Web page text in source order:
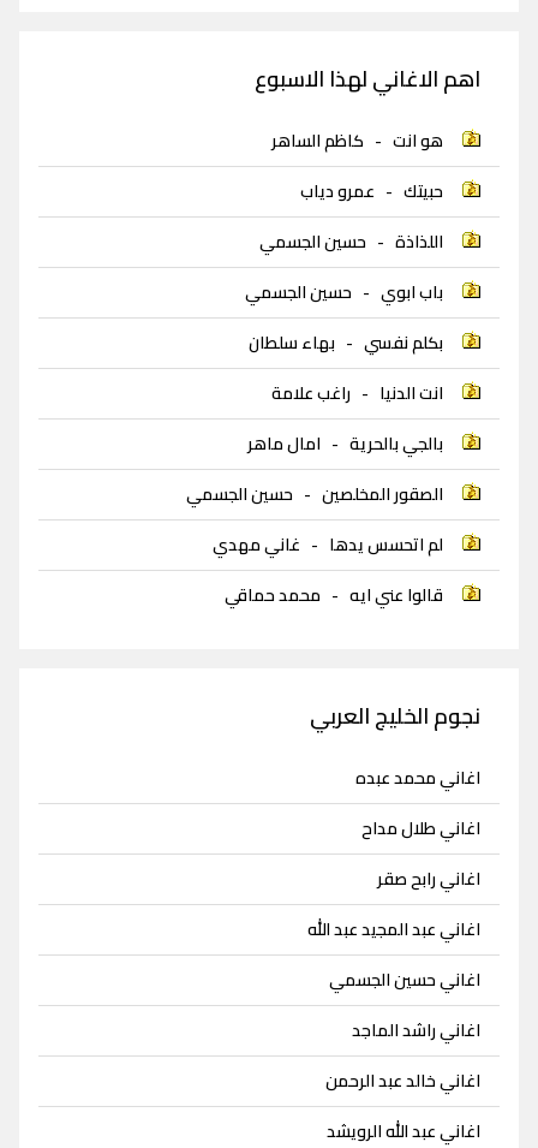
اهم الاغاني لهذا الاسبوع
هو انت - كاظم الساهر
حبيتك - عمرو دياب
اللذاذة - حسين الجسمي
باب ابوي - حسين الجسمي
بكلم نفسي - بهاء سلطان
انت الدنيا - راغب علامة
بالجي بالحرية - امال ماهر
الصقور المخلصين - حسين الجسمي
لم اتحسس يدها - غاني مهدي
قالوا عني ايه - محمد حماقي
نجوم الخليج العربي
اغاني محمد عبده
اغاني طلال مداح
اغاني رابح صقر
اغاني عبد المجيد عبد الله
اغاني حسين الجسمي
اغاني راشد الماجد
اغاني خالد عبد الرحمن
اغاني عبد الله الرويشد